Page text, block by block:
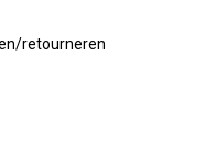
retourneren